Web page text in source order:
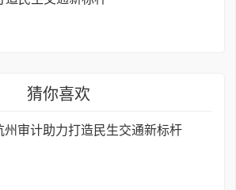
猜你喜欢
州审计助力打造民生交通新标杆